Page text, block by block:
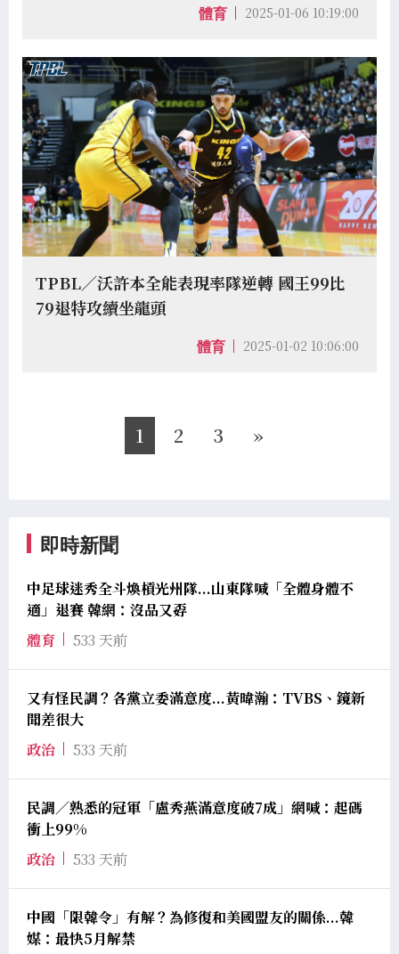
體育 2025-01-06 10:19:00
TPBL／沃許本全能表現率隊逆轉 國王99比
79退特攻續坐龍頭
體育 2025-01-02 10:06:00
1 2 3 »
即時新聞
中足球迷秀全斗煥槓光州隊...山東隊喊「全體身體不
適」退賽 韓網：沒品又孬
體育
533 天前
又有怪民調？各黨立委滿意度...黃暐瀚：TVBS、鏡新
聞差很大
政治
533 天前
民調／熟悉的冠軍「盧秀燕滿意度破7成」網喊：起碼
衝上99%
政治
533 天前
中國「限韓令」有解？為修復和美國盟友的關係...韓
媒：最快5月解禁